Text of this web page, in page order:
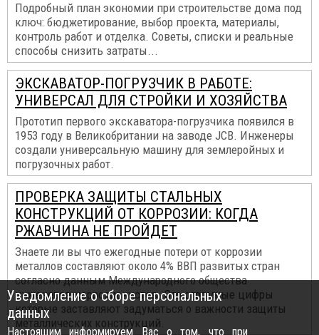
Подробный план экономии при строительстве дома под
ключ: бюджетирование, выбор проекта, материалы,
контроль работ и отделка. Советы, списки и реальные
способы снизить затраты...
ЭКСКАВАТОР-ПОГРУЗЧИК В РАБОТЕ:
УНИВЕРСАЛ ДЛЯ СТРОЙКИ И ХОЗЯЙСТВА
Прототип первого экскаватора-погрузчика появился в
1953 году в Великобритании на заводе JCB. Инженеры
создали универсальную машину для землеройных и
погрузочных работ.
ПРОВЕРКА ЗАЩИТЫ СТАЛЬНЫХ
КОНСТРУКЦИЙ ОТ КОРРОЗИИ: КОГДА
РЖАВЧИНА НЕ ПРОЙДЕТ
Знаете ли вы что ежегодные потери от коррозии
металлов составляют около 4% ВВП развитых стран
согласно данным Международного общества
инженеров-коррозионистов. Это огромные цифры
которые заставляют задуматься о важности защиты
металлических конструкций.
Уведомление о сборе персональных
данных
Настоящим информируем Вас о том, что при